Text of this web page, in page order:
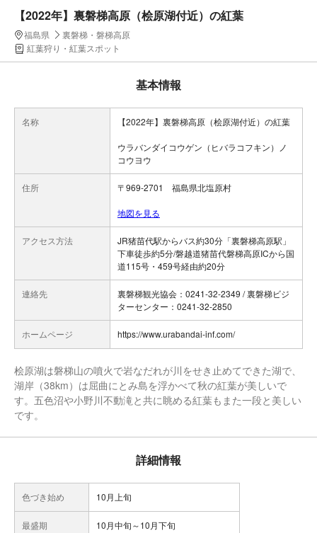
【2022年】裏磐梯高原（桧原湖付近）の紅葉
福島県
裏磐梯・磐梯高原
紅葉狩り・紅葉スポット
基本情報
名称 【2022年】裏磐梯高原（桧原湖付近）の紅葉
ウラバンダイコウゲン（ヒバラコフキン）ノ
コウヨウ
住所 〒969-2701 福島県北塩原村
地図を見る
アクセス方法
JR猪苗代駅からバス約30分「裏磐梯高原駅」
下車徒歩約5分/磐越道猪苗代磐梯高原ICから国
道115号・459号経由約20分
連絡先
裏磐梯観光協会：0241-32-2349 / 裏磐梯ビジ
ターセンター：0241-32-2850
ホームページ https://www.urabandai-inf.com/
桧原湖は磐梯山の噴火で岩なだれが川をせき止めてできた湖で、
湖岸（38km）は屈曲にとみ島を浮かべて秋の紅葉が美しいで
す。五色沼や小野川不動滝と共に眺める紅葉もまた一段と美しい
です。
詳細情報
色づき始め 10月上旬
最盛期 10月中旬～10月下旬